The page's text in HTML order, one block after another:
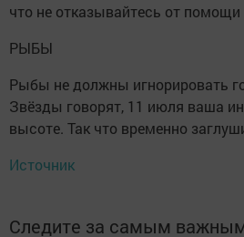
что не отказывайтесь от
РЫБЫ
Рыбы не должны игнорировать
Звёзды говорят, 11 июля ваша
высоте. Так что временно
Источник
Следите за самым